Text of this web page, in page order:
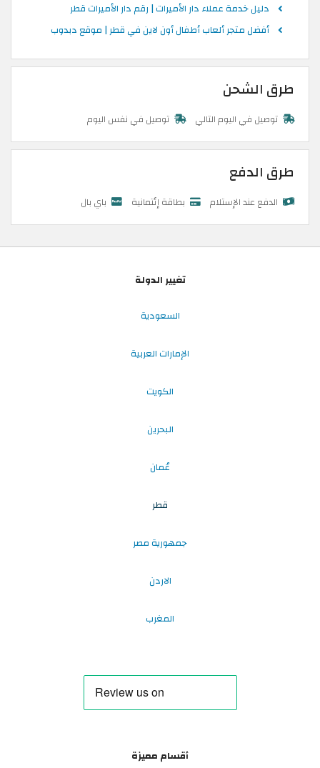
دليل خدمة عملاء دار الأميرات | رقم دار الأميرات قطر
أفضل متجر ألعاب أطفال أون لاين في قطر | موقع دبدوب
طرق الشحن
توصيل في اليوم التالي توصيل في نفس اليوم
طرق الدفع
الدفع عند الإستلام بطاقة إئتمانية باي بال
تغيير الدولة
السعودية
الإمارات العربية
الكويت
البحرين
عُمان
قطر
جمهورية مصر
الاردن
المغرب
أقسام مميزة